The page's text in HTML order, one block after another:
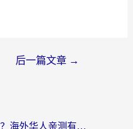
后一篇文章 →
12123在国外能登录吗？海外华人亲测有效的回国加速器选择指南